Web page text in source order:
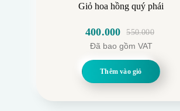
Giỏ hoa hồng quý phái
550.000
là:
550.000.
400.000
tại
là:
Đã bao gồm VAT
Thêm vào giỏ